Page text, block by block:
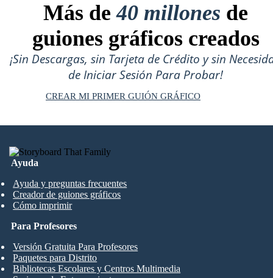
Más de40 millones de
guiones gráficos creados
¡Sin Descargas, sin Tarjeta de Crédito y sin
de Iniciar Sesión Para Probar!
CREAR MI PRIMER GUIÓN GRÁFICO
Ayuda
Ayuda y preguntas frecuentes
Creador de guiones gráficos
Cómo imprimir
Para Profesores
Versión Gratuita Para Profesores
Paquetes para Distrito
Bibliotecas Escolares y Centros Multimedia